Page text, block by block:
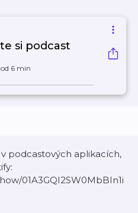
si podcast
6 min
podcastových aplikacích,
01A3GQI2SW0MbBIn1i